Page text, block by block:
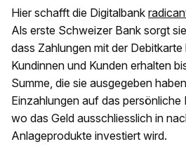
Hier schafft die Digitalbank
Als erste Schweizer Bank sorgt
dass Zahlungen mit der
Kundinnen und Kunden erhalten
Summe, die sie ausgegeben
Einzahlungen auf das
wo das Geld ausschliesslich in
Anlageprodukte investiert wird.